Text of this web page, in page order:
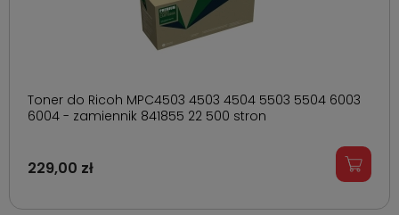
Toner do Ricoh MPC4503 4503 4504 5503 5504 6003
6004 - zamiennik 841855 22 500 stron
229,00 zł